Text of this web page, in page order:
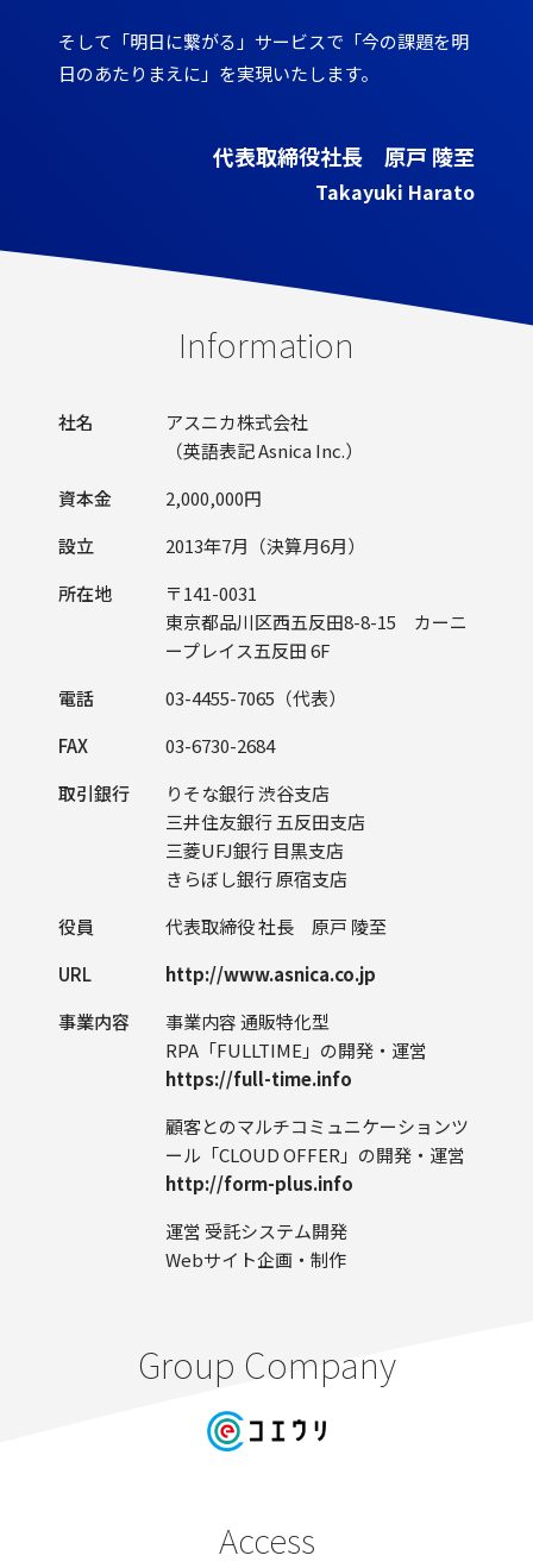
そして「明日に繋がる」サービスで「今の課題を明
日のあたりまえに」を実現いたします。
代表取締役社長 原戸 陵至
Takayuki Harato
Information
社名
アスニカ株式会社
（英語表記 Asnica Inc.）
資本金
2,000,000円
設立
2013年7月（決算月6月）
所在地
〒141-0031
東京都品川区西五反田8-8-15 カーニ
ープレイス五反田 6F
電話
03-4455-7065（代表）
FAX
03-6730-2684
取引銀行
りそな銀行 渋谷支店
三井住友銀行 五反田支店
三菱UFJ銀行 目黒支店
きらぼし銀行 原宿支店
役員
代表取締役 社長 原戸 陵至
URL
http://www.asnica.co.jp
事業内容
事業内容 通販特化型
RPA「FULLTIME」の開発・運営
https://full-time.info
顧客とのマルチコミュニケーションツ
ール 「CLOUD OFFER」の開発・運営
http://form-plus.info
運営 受託システム開発
Webサイト企画・制作
Group Company
Access